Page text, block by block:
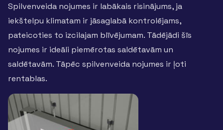
Spilvenveida nojumes ir labākais risinājums, ja
iekštelpu klimatam ir jāsaglabā kontrolējams,
pateicoties to izcilajam blīvējumam. Tādējādi šīs
nojumes ir ideāli piemērotas saldētavām un
saldētavām. Tāpēc spilvenveida nojumes ir ļoti
rentablas.